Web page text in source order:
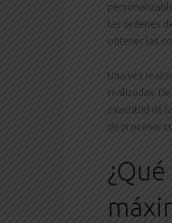
las órdenes
obtener las
Una vez
realizadas.
exactitud de
de procesar